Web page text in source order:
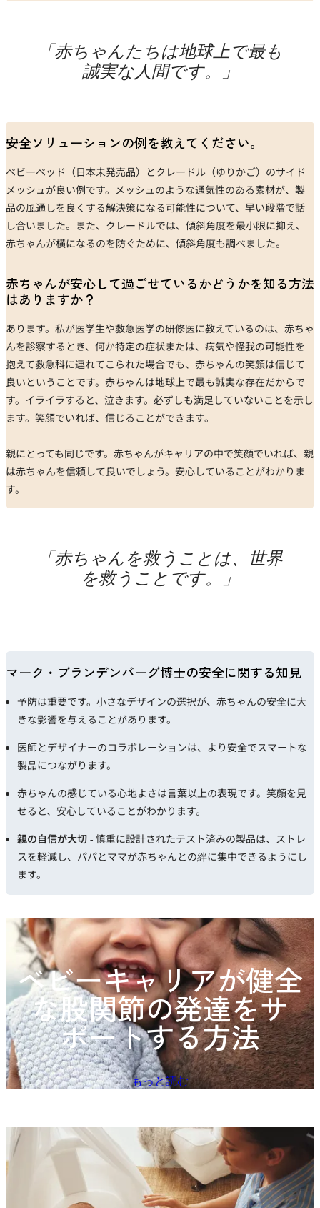
「赤ちゃんたちは地球上で最も
誠実な人間です。」
安全ソリューションの例を教えてください。
ベビーベッド（日本未発売品）とクレードル（ゆりかご）のサイド
メッシュが良い例です。メッシュのような通気性のある素材が、製
品の風通しを良くする解決策になる可能性について、早い段階で話
し合いました。また、クレードルでは、傾斜角度を最小限に抑え、
赤ちゃんが横になるのを防ぐために、傾斜角度も調べました。
赤ちゃんが安心して過ごせているかどうかを知る方法
はありますか？
あります。私が医学生や救急医学の研修医に教えているのは、赤ちゃ
んを診察するとき、何か特定の症状または、病気や怪我の可能性を
抱えて救急科に連れてこられた場合でも、赤ちゃんの笑顔は信じて
良いということです。赤ちゃんは地球上で最も誠実な存在だからで
す。イライラすると、泣きます。必ずしも満足していないことを示し
ます。笑顔でいれば、信じることができます。
親にとっても同じです。赤ちゃんがキャリアの中で笑顔でいれば、親
は赤ちゃんを信頼して良いでしょう。安心していることがわかりま
す。
「赤ちゃんを救うことは、世界
を救うことです。」
マーク・ブランデンバーグ博士の安全に関する知見
予防は重要です。小さなデザインの選択が、赤ちゃんの安全に大
きな影響を与えることがあります。
医師とデザイナーのコラボレーションは、より安全でスマートな
製品につながります。
赤ちゃんの感じている心地よさは言葉以上の表現です。笑顔を見
せると、安心していることがわかります。
親の自信が大切 - 慎重に設計されたテスト済みの製品は、ストレ
スを軽減し、パパとママが赤ちゃんとの絆に集中できるようにし
ます。
ベビーキャリアが健全
な股関節の発達をサ
ポートする方法
もっと読む